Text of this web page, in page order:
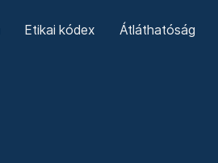
Etikai kódex Átláthatóság